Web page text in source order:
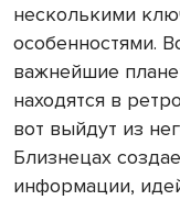
несколькими
особенностями.
важнейшие
находятся в
вот выйдут из
Близнецах
информации,